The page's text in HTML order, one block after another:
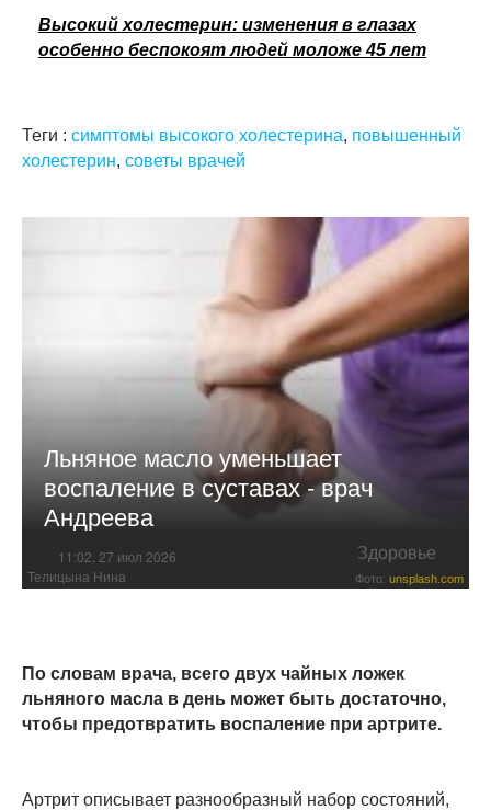
Высокий холестерин: изменения в глазах
особенно беспокоят людей моложе 45 лет
Теги : симптомы высокого холестерина, повышенный
холестерин, советы врачей
Льняное масло уменьшает
воспаление в суставах - врач
Андреева
11:02, 27 июл 2026 Здоровье
Телицына Нина Фото: unsplash.com
По словам врача, всего двух чайных ложек
льняного масла в день может быть достаточно,
чтобы предотвратить воспаление при артрите.
Артрит описывает разнообразный набор состояний,